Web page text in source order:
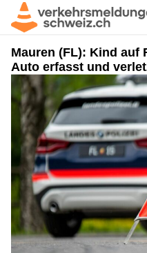
Mauren (FL): Kind auf
Auto erfasst und